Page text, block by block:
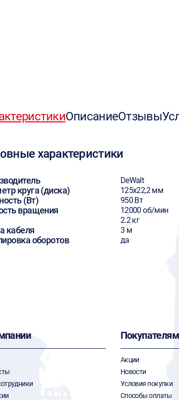
ОписаниеОтзывы
характеристики
DeWalt
круга (диска) 125х22,2 мм
(Вт) 950 Вт
вращения 12000 об/мин
2.2 кг
кабеля 3 м
оборотов да
Покупателям
Акции
Новости
Условия покупки
Способы оплаты